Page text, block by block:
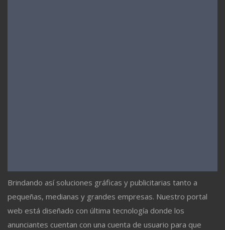
Brindando así soluciones gráficas y publicitarias tanto a
pequeñas, medianas y grandes empresas. Nuestro portal
web está diseñado con última tecnología donde los
anunciantes cuentan con una cuenta de usuario para que